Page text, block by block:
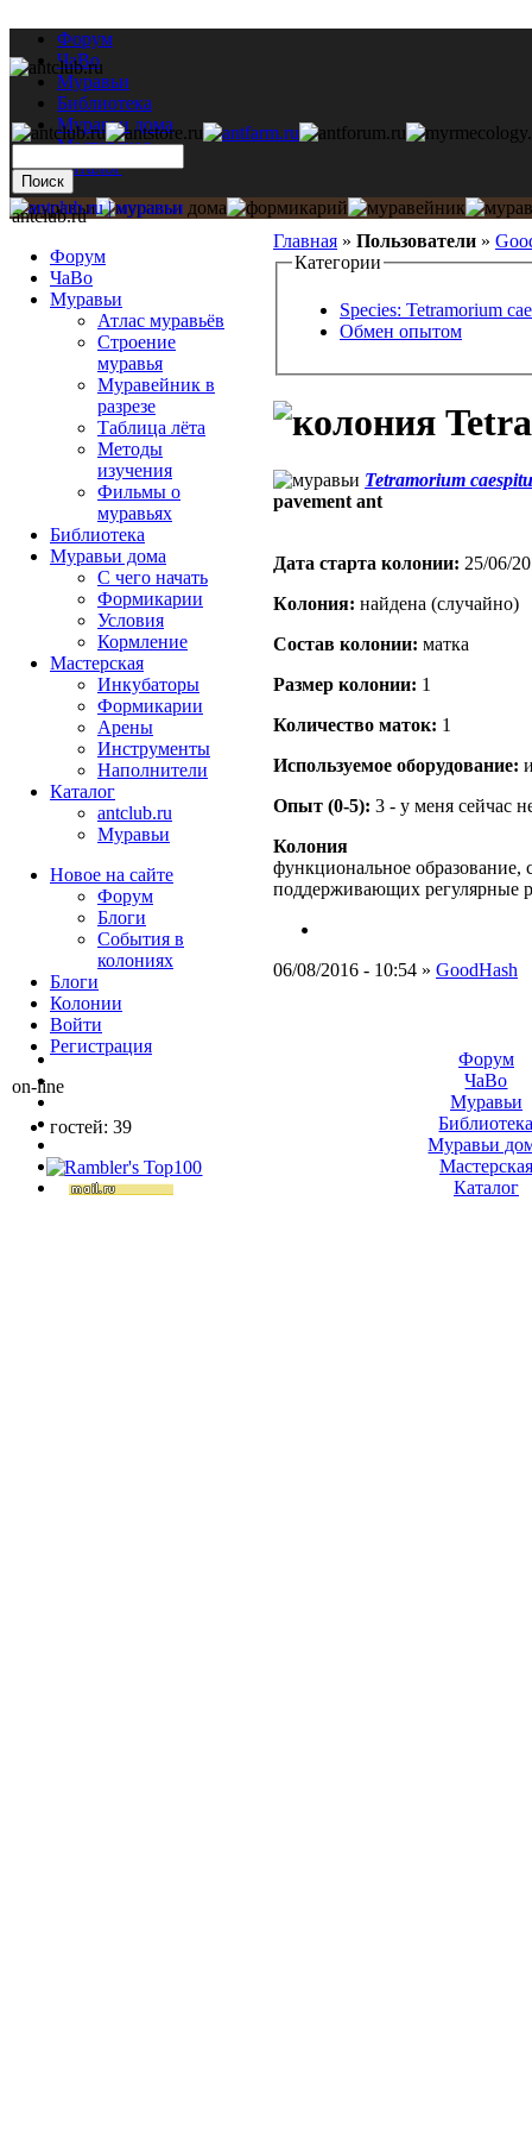
Форум
ЧаВо
Муравьи
Библиотека
Муравьи дома
Мастерская
Каталог
Главная » Пользователи »
Категории
Species: Tetramorium
Обмен опытом
Tetramorium
pavement ant
Дата старта кoлонии: 25/06/
Кoлония: найдена (случайно)
Состав кoлонии: матка
Размер кoлонии: 1
Количество маток: 1
Используемое оборудование:
Опыт (0-5): 3 - у меня сейчас
Колония
функциональное образование,
поддерживающих регулярные
06/08/2016 - 10:54 » GoodHash
antclub.ru
Форум
ЧаВо
Муравьи
Атлас муравьёв
Строение
муравья
Муравейник в
разрезе
Таблица лёта
Методы
изучения
Фильмы о
муравьях
Библиотека
Муравьи дома
С чего начать
Формикарии
Условия
Кормление
Мастерская
Инкубаторы
Формикарии
Арены
Инструменты
Наполнители
Каталог
antclub.ru
Муравьи
Новое на сайте
Форум
Блоги
События в
колониях
Блоги
Колонии
Войти
Peгиcтpaция
on-line
гостей: 39
Форум
ЧаВо
Муравьи
Муравьи
Мастерская
Каталог